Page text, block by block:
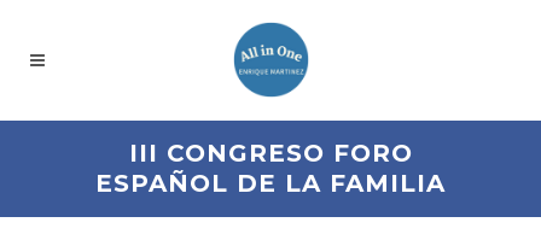
III CONGRESO FORO
ESPAÑOL DE LA FAMILIA